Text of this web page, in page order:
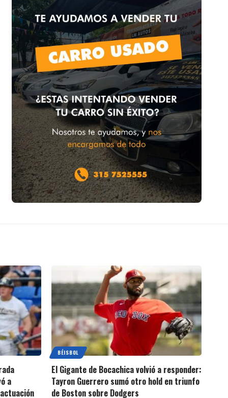
a
BÉISBOL
El Gigante de Bocachica volvió a responder:
Tayron Guerrero sumó otro hold en triunfo
de Boston sobre Dodgers